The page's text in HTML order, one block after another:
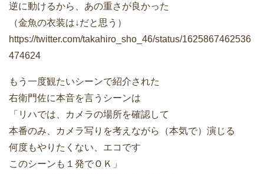
逆に動けるから、あの重さが良かった
（金魚の衣装は↓だと思う）
https://twitter.com/takahiro_sho_46/status/1625867462536
474624
もう一度観たいシーンで紹介された
右衛門佐に本音を言うシーンは
「リハでは、カメラの場所を確認して
本番のみ、カメラ写りを考えながら（本気で）演じる
何度もやりたくない、エコです
このシーンも１発でＯＫ」